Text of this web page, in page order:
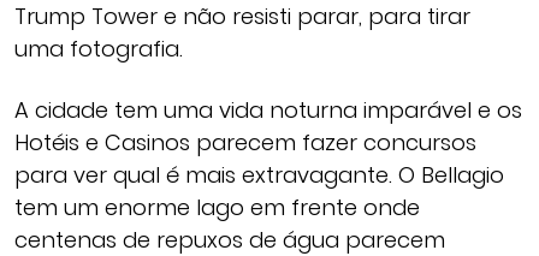
Trump Tower e não resisti parar, para tirar
uma fotografia.
A cidade tem uma vida noturna imparável e os
Hotéis e Casinos parecem fazer concursos
para ver qual é mais extravagante. O Bellagio
tem um enorme lago em frente onde
centenas de repuxos de água parecem